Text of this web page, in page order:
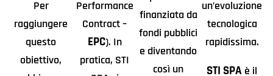
Per
raggiungere
questo
obiettivo,
Performance
Contract –
EPC). In
pratica, STI
finanziata da
fondi pubblici
e diventando
così un
un’evoluzione
tecnologica
rapidissima.
STI SPA è il